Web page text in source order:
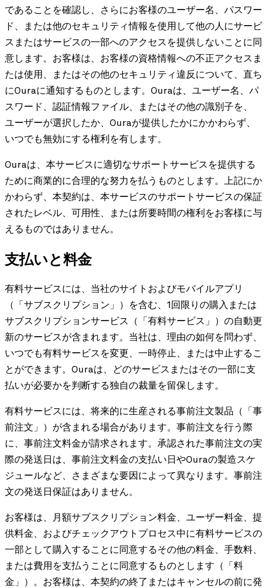
であることを確認し、さらにお客様のユーザー名、パスワー
ド、または他のセキュリティ情報を使用して他の人にサービ
スまたはサービスの一部へのアクセスを提供しないことに同
意します。お客様は、お客様の資格情報への不正アクセスま
たは使用、またはその他のセキュリティ違反について、直ち
にOuraに通知するものとします。Ouraは、ユーザー名、パ
スワード、認証情報ファイル、またはその他の識別子を、
ユーザーが選択したか、Ouraが提供したかにかかわらず、
いつでも無効にする権利を有します。
Ouraは、本サービスに適切なサポートサービスを提供する
ために商業的に合理的な努力を払うものとします。上記にか
かわらず、本契約は、本サービスのサポートサービスの保証
されたレベル、可用性、または所要時間の権利をお客様に与
えるものではありません。
支払いと料金
有料サービスには、当社のサイトおよびモバイルアプリ
（「サブスクリプション」）を含む、1回限りの購入または
サブスクリプションサービス（「有料サービス」）の自動更
新のサービスが含まれます。当社は、理由の如何を問わず、
いつでも有料サービスを変更、一時停止、または中止するこ
とができます。Ouraは、どのサービスまたはその一部に支
払いが必要かを判断する独自の裁量を留保します。
有料サービスには、将来的に生産される事前注文製品（「事
前注文」）が含まれる場合があります。事前注文を行う際
に、事前注文料金が請求されます。承認された事前注文の実
際の発送日は、事前注文料金の支払い日やOuraの製造スケ
ジュールなど、さまざまな要因によって異なります。事前注
文の発送日保証はありません。
お客様は、月額サブスクリプション料金、ユーザー料金、提
供料金、およびチェックアウトプロセス中に有料サービスの
一部として購入することに同意するその他の料金、手数料、
または費用を支払うことに同意するものとします（「料
金」）。お客様は、本契約の終了またはキャンセルの前に発